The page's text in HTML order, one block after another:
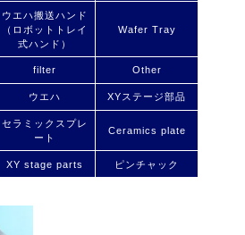
ウエハ搬送ハンド
（ロボットトレイ
式ハンド）
Wafer Tray
filter Other
ウエハ XYステージ部品
セラミックスプレ
ート
Ceramics plate
XY stage parts ピンチャック